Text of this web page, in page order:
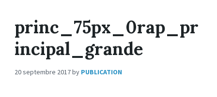
princ_75px_0rap_pr
incipal_grande
20 septembre 2017by PUBLICATION